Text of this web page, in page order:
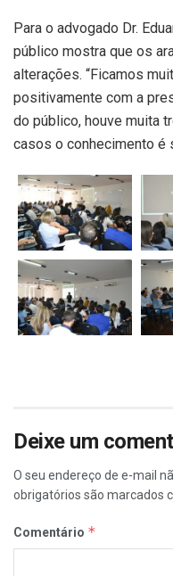
Para o advogado Dr.
público mostra que os
alterações. “Ficamos
positivamente com a
do público, houve muita
casos o conhecimento é
Deixe um
O seu endereço de e-mail
obrigatórios são marcados
Comentário *